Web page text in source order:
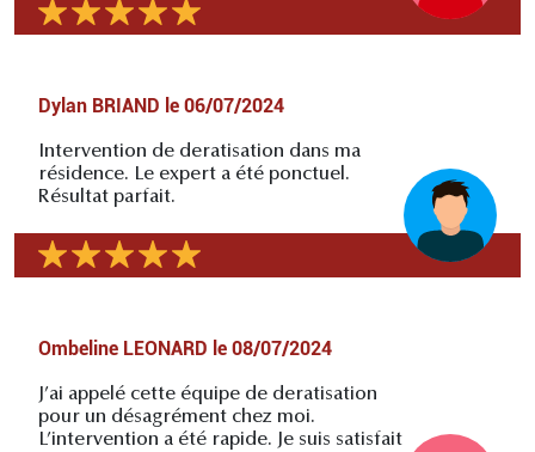
Dylan BRIAND le 06/07/2024
Intervention de deratisation dans ma
résidence. Le expert a été ponctuel.
Résultat parfait.
Ombeline LEONARD le 08/07/2024
J’ai appelé cette équipe de deratisation
pour un désagrément chez moi.
L’intervention a été rapide. Je suis satisfait